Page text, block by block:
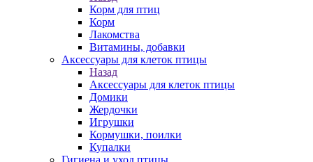
Корм для птиц
Корм
Лакомства
Витамины, добавки
Аксессуары для клеток птицы
Назад
Аксессуары для клеток птицы
Домики
Жердочки
Игрушки
Кормушки, поилки
Купалки
Гигиена и уход птицы